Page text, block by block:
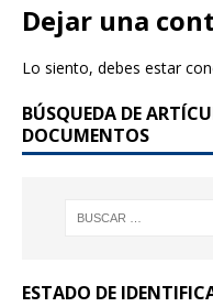
Dejar una
Lo siento, debes estar
BÚSQUEDA DE
DOCUMENTOS
ESTADO DE